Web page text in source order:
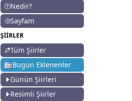
Nedir?
Sayfam
ŞİİRLER
Tüm Şiirler
Bugün Eklenenler
Günün Şiirleri
Resimli Şiirler